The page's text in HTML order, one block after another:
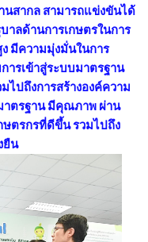
สากล สามารถแข่งขันได้
าลด้านการเกษตรในการ
มีความมุ่งมั่นในการ
ารเข้าสู่ระบบมาตรฐาน
ปถึงการสร้างองค์ความ
าตรฐาน มีคุณภาพ ผ่าน
ตรกรที่ดีขึ้น รวมไปถึง
ยืน